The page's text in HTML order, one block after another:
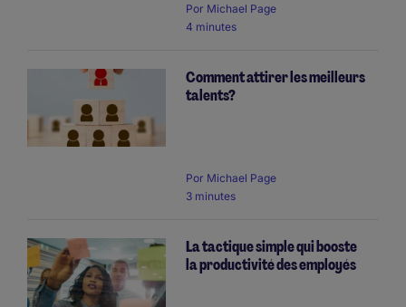
Por Michael Page
4 minutes
Comment attirer les meilleurs
talents?
Por Michael Page
3 minutes
La tactique simple qui booste
la productivité des employés